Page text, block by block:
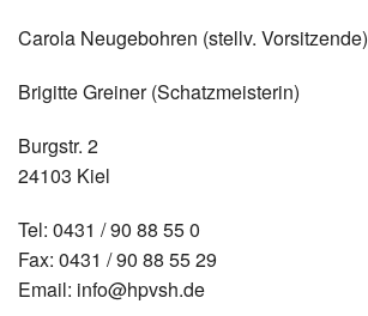
Carola Neugebohren (stellv. Vorsitzende)
Brigitte Greiner (Schatzmeisterin)
Burgstr. 2
24103 Kiel
Tel: 0431 / 90 88 55 0
Fax: 0431 / 90 88 55 29
Email: info@hpvsh.de